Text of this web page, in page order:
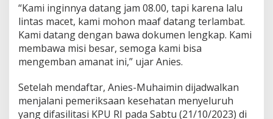
“Kami inginnya datang jam 08.00, tapi karena lalu
lintas macet, kami mohon maaf datang terlambat.
Kami datang dengan bawa dokumen lengkap. Kami
membawa misi besar, semoga kami bisa
mengemban amanat ini,” ujar Anies.
Setelah mendaftar, Anies-Muhaimin dijadwalkan
menjalani pemeriksaan kesehatan menyeluruh
yang difasilitasi KPU RI pada Sabtu (21/10/2023) di